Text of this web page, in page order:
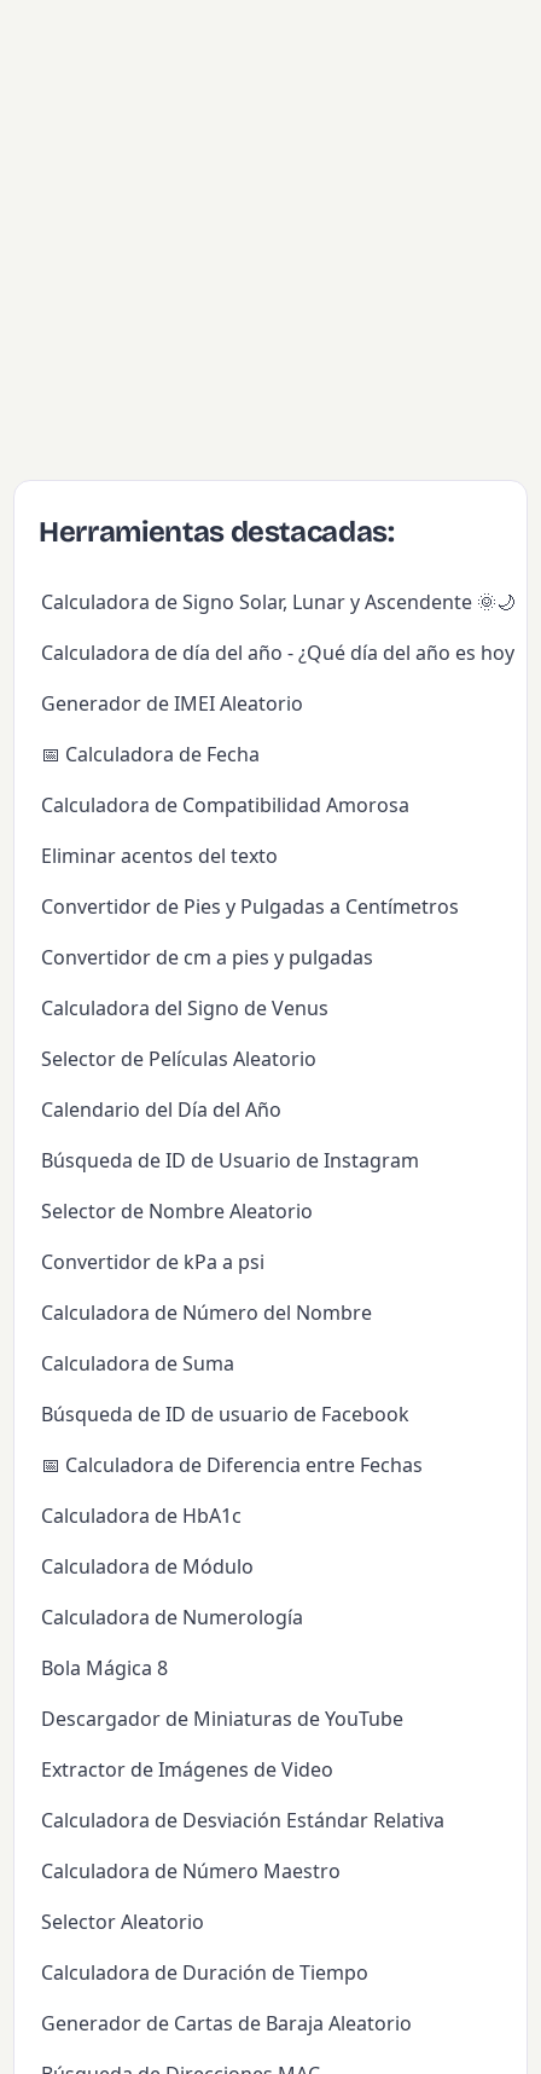
Herramientas destacadas:
Calculadora de Signo Solar, Lunar y Ascendente 🌞🌙✨
Calculadora de día del año - ¿Qué día del año es hoy?
Generador de IMEI Aleatorio
📅 Calculadora de Fecha
Calculadora de Compatibilidad Amorosa
Eliminar acentos del texto
Convertidor de Pies y Pulgadas a Centímetros
Convertidor de cm a pies y pulgadas
Calculadora del Signo de Venus
Selector de Películas Aleatorio
Calendario del Día del Año
Búsqueda de ID de Usuario de Instagram
Selector de Nombre Aleatorio
Convertidor de kPa a psi
Calculadora de Número del Nombre
Calculadora de Suma
Búsqueda de ID de usuario de Facebook
📅 Calculadora de Diferencia entre Fechas
Calculadora de HbA1c
Calculadora de Módulo
Calculadora de Numerología
Bola Mágica 8
Descargador de Miniaturas de YouTube
Extractor de Imágenes de Video
Calculadora de Desviación Estándar Relativa
Calculadora de Número Maestro
Selector Aleatorio
Calculadora de Duración de Tiempo
Generador de Cartas de Baraja Aleatorio